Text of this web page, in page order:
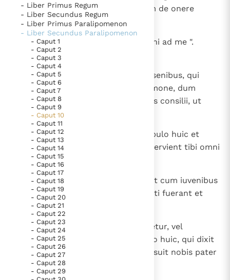
Berichten
Paus naar Pavia om o.a. H. Augustinus te eren
Het Vaticaan publiceert een nieuwe Latijnse uitgave
van het Romeins martyrologium
Vaticaanse financiële waakhond verliest autonomie
Paus spreekt het Wereldvoedselprogramma toe
Paus Leo XIV in Pavia: "De stad is zowel een gave als
een taak"
RK Documenten stelt heel veel belangrijke
kerkelijke documenten van de Rooms
Katholieke Kerk in het Nederlands beschikbaar
en is volledig afhankelijk van donaties.
Ik help mee!
- Liber Primus Regum
- Liber Secundus Regum
- Liber Primus Paralipomenon
- Liber Secundus Paralipomenon
- Caput 1
- Caput 2
- Caput 3
- Caput 4
- Caput 5
- Caput 6
- Caput 7
- Caput 8
- Caput 9
- Caput 10
- Caput 11
- Caput 12
- Caput 13
- Caput 14
- Caput 15
- Caput 16
- Caput 17
- Caput 18
- Caput 19
- Caput 20
- Caput 21
- Caput 22
- Caput 23
- Caput 24
- Caput 25
- Caput 26
- Caput 27
- Caput 28
- Caput 29
imposuit servitutem, et paululum de onere
subleva, et serviemus tibi ".
Qui ait: " Post tres dies revertimini ad me ".
Cumque abisset populus,
iniit rex Roboam consilium cum senibus, qui
steterant coram patre eius Salomone, dum
adhuc viveret, dicens: " Quid datis consilii, ut
respondeam populo? ".
Qui dixerunt ei: " Si placueris populo huic et
lenieris eos verbis clementibus, servient tibi omni
tempore ".
At ille reliquit consilium senum et cum iuvenibus
tractare coepit, qui cum eo nutriti fuerant et
erant in comitatu illius.
Dixitque ad eos: " Quid vobis videtur, vel
respondere quid debemus populo huic, qui dixit
mihi: "Subleva iugum, quod imposuit nobis pater
tuus"? ".